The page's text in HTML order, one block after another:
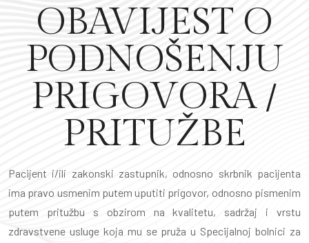
OBAVIJEST O
PODNOŠENJU
PRIGOVORA /
PRITUŽBE
Pacijent i/ili zakonski zastupnik, odnosno skrbnik pacijenta
ima pravo usmenim putem uputiti prigovor, odnosno pismenim
putem pritužbu s obzirom na kvalitetu, sadržaj i vrstu
zdravstvene usluge koja mu se pruža u Specijalnoj bolnici za